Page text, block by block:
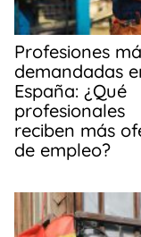
Profesiones
demandadas
España: ¿Qué
profesionales
reciben más
de empleo?